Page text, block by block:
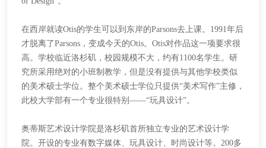
在西岸就读Otis的学生可以到东岸的Parsons去上课。1991年后
才脱离了Parsons，变成今天的Otis。Otis对作品这一项要求很
高。学校临近洛杉矶，校园规模不大，约有1100名学生。研
究所采用绝对的小班制教学，但是没有提供与其他学校类似
的美术硕士学位。整个美术硕士学位只提供“美术写作”主修，
此校大学部有一个专业很特别——“玩具设计”。
奥蒂斯艺术设计学院是洛杉矶首所独立专业的艺术设计学
院。开设的专业有数字媒体、玩具设计、时尚设计等。 200多